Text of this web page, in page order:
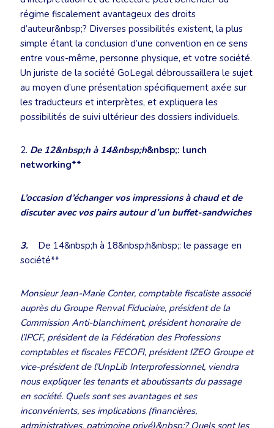
régime fiscalement avantageux des droits
d’auteur&nbsp;? Diverses possibilités existent, la plus
simple étant la conclusion d’une convention en ce sens
entre vous-même, personne physique, et votre société.
Un juriste de la société GoLegal débroussaillera le sujet
au moyen d’une présentation spécifiquement axée sur
les traducteurs et interprètes, et expliquera les
possibilités de suivi ultérieur des dossiers individuels.
2. De 12&nbsp;h à 14&nbsp;h&nbsp;: lunch
networking**
L’occasion d’échanger vos impressions à chaud et de
discuter avec vos pairs autour d’un buffet-sandwiches
3. De 14&nbsp;h à 18&nbsp;h&nbsp;: le passage en
société**
Monsieur Jean-Marie Conter, comptable fiscaliste associé
auprès du Groupe Renval Fiduciaire, président de la
Commission Anti-blanchiment, président honoraire de
l’IPCF, président de la Fédération des Professions
comptables et fiscales FECOFI, président IZEO Groupe et
vice-président de l’UnpLib Interprofessionnel, viendra
nous expliquer les tenants et aboutissants du passage
en société. Quels sont ses avantages et ses
inconvénients, ses implications (financières,
administratives, patrimoine privé)&nbsp;? Quels sont les